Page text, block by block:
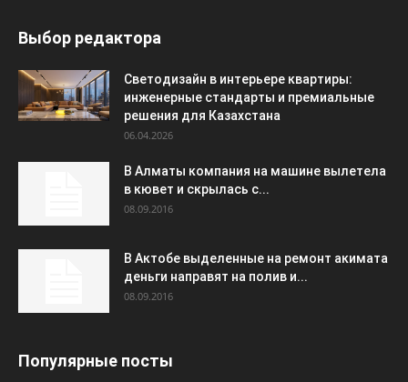
Выбор редактора
Светодизайн в интерьере квартиры:
инженерные стандарты и премиальные
решения для Казахстана
06.04.2026
В Алматы компания на машине вылетела
в кювет и скрылась с...
08.09.2016
В Актобе выделенные на ремонт акимата
деньги направят на полив и...
08.09.2016
Популярные посты